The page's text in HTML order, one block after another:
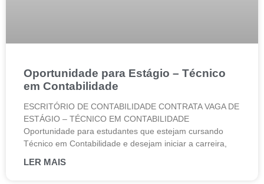
Oportunidade para Estágio – Técnico
em Contabilidade
ESCRITÓRIO DE CONTABILIDADE CONTRATA VAGA DE
ESTÁGIO – TÉCNICO EM CONTABILIDADE
Oportunidade para estudantes que estejam cursando
Técnico em Contabilidade e desejam iniciar a carreira,
LER MAIS